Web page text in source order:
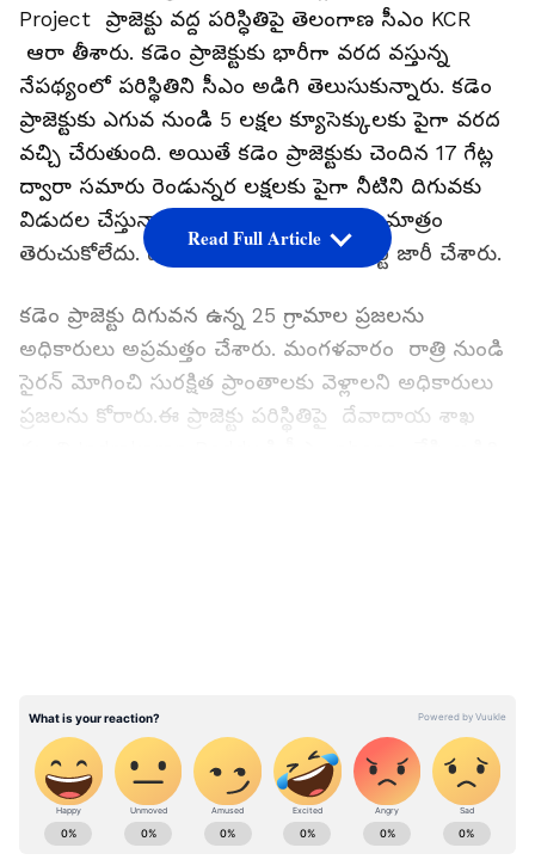
Project ప్రాజెక్టు వద్ద పరిస్ధితిపై తెలంగాణ సీఎం KCR
ఆరా తీశారు. కడెం ప్రాజెక్టుకు భారీగా వరద వస్తున్న
నేపథ్యంలో పరిస్థితిని సీఎం అడిగి తెలుసుకున్నారు. కడెం
ప్రాజెక్టుకు ఎగువ నుండి 5 లక్షల క్యూసెక్కులకు పైగా వరద
వచ్చి చేరుతుంది. అయితే కడెం ప్రాజెక్టుకు చెందిన 17 గేట్ల
ద్వారా సమారు రెండున్నర లక్షలకు పైగా నీటిని దిగువకు
విడుదల చేస్తున్నారు. ఈ ప్రాజెక్టు మరో గేటు మాత్రం
తెరుచుకోలేదు. దీంతో అధికారులు రెడ్ అలర్ట్ జారీ చేశారు.
కడెం ప్రాజెక్టు దిగువన ఉన్న 25 గ్రామాల ప్రజలను
అధికారులు అప్రమత్తం చేశారు. మంగళవారం రాత్రి నుండి
సైరన్ మోగించి సురక్షిత ప్రాంతాలకు వెళ్లాలని అధికారులు
ప్రజలను కోరారు.ఈ ప్రాజెక్టు పరిస్థితిపై దేవాదాయ శాఖ
also read: కడెం ప్రాజెక్టుకు రికార్డుస్థాయిలో వరద:
సురక్షిత ప్రాంతాలకు వెళ్లాలని ప్రజలకు సూచన
Read Full Article
ABOUT THE AUTHOR